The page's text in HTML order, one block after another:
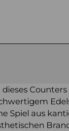
Spiel aus